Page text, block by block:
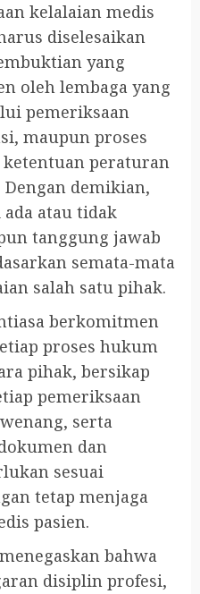
kelalaian medis
diselesaikan
yang
oleh lembaga yang
pemeriksaan
maupun proses
peraturan
demikian,
atau tidak
tanggung jawab
semata-mata
salah satu pihak.
berkomitmen
proses hukum
pihak, bersikap
pemeriksaan
serta
dan
sesuai
tetap menjaga
pasien.
bahwa
disiplin profesi,